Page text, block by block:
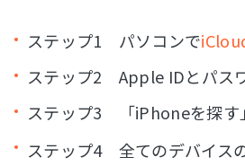
ステップ1 パソコンで
ステップ2 Apple IDとパス
ステップ3 「iPhoneを探す
ステップ4 全てのデバイス